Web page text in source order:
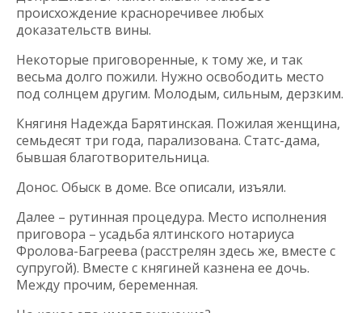
происхождение красноречивее любых
доказательств вины.
Некоторые приговоренные, к тому же, и так
весьма долго пожили. Нужно освободить место
под солнцем другим. Молодым, сильным, дерзким.
Княгиня Надежда Барятинская. Пожилая женщина,
семьдесят три года, парализована. Статс-дама,
бывшая благотворительница.
Донос. Обыск в доме. Все описали, изъяли.
Далее – рутинная процедура. Место исполнения
приговора – усадьба ялтинского нотариуса
Фролова-Багреева (расстрелян здесь же, вместе с
супругой). Вместе с княгиней казнена ее дочь.
Между прочим, беременная.